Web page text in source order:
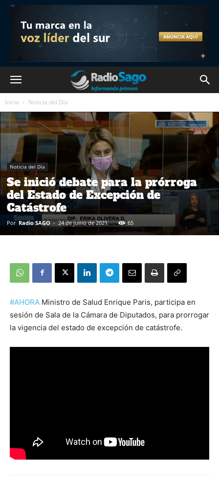
Inicio Noticia del Día
Noticia del Día
Se inició debate para la prórroga
del Estado de Excepción de
Catástrofe
Por Radio SAGO - 24 de junio de 2021 65
#AHORA Ministro de Salud Enrique Paris, participa en
sesión de Sala de la Cámara de Diputados, para prorrogar
la vigencia del estado de excepción de catástrofe.